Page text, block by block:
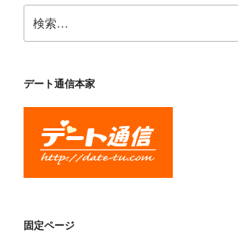
ゲ
ー
ョ
ン
索:
デート通信本家
固定ページ